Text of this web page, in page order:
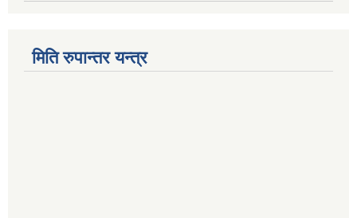
मिति रुपान्तर यन्त्र